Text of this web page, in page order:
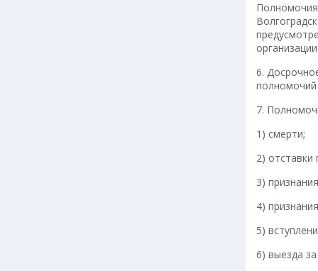
Полномочия
6.
полномочий
7.
1) смерти;
2)
3)
4)
5)
6) выезда